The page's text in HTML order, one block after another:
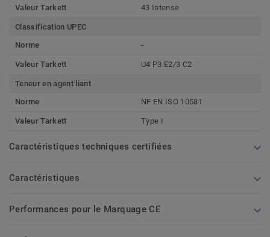
Valeur Tarkett 43 Intense
Classification UPEC
Norme
-
Valeur Tarkett U4 P3 E2/3 C2
Teneur en agent liant
Norme
NF EN ISO 10581
Valeur Tarkett Type I
Caractéristiques techniques certifiées
Caractéristiques
Performances pour le Marquage CE